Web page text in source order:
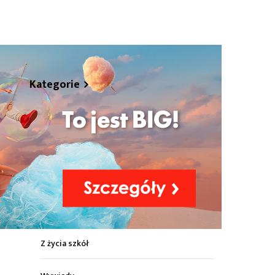
Kategorie
Z życia miasta
Sport
Kultura
Wiadomości z regionu
Z życia szkół